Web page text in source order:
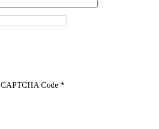
CAPTCHA Code *